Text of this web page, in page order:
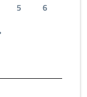
5
6